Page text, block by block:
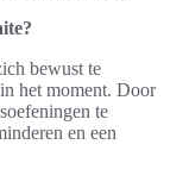
bewust te
het moment. Door
te
en een